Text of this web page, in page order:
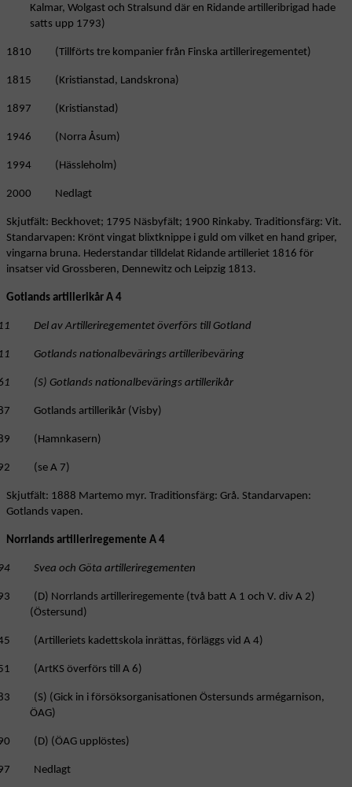
Kalmar, Wolgast och Stralsund där en Ridande artilleribrigad hade
satts upp 1793)
1810 (Tillförts tre kompanier från Finska artilleriregementet)
1815 (Kristianstad, Landskrona)
1897 (Kristianstad)
1946 (Norra Åsum)
1994 (Hässleholm)
2000 Nedlagt
Skjutfält: Beckhovet; 1795 Näsbyfält; 1900 Rinkaby. Traditionsfärg: Vit.
Standarvapen: Krönt vingat blixtknippe i guld om vilket en hand griper,
vingarna bruna. Hederstandar tilldelat Ridande artilleriet 1816 för
insatser vid Grossberen, Dennewitz och Leipzig 1813.
Gotlands artillerikår A 4
Del av Artilleriregementet överförs till Gotland
Gotlands nationalbevärings artilleribeväring
(S) Gotlands nationalbevärings artillerikår
Gotlands artillerikår (Visby)
(Hamnkasern)
(se A 7)
Skjutfält: 1888 Martemo myr. Traditionsfärg: Grå. Standarvapen:
Gotlands vapen.
Norrlands artilleriregemente A 4
Svea och Göta artilleriregementen
(D) Norrlands artilleriregemente (två batt A 1 och V. div A 2)
(Östersund)
(Artilleriets kadettskola inrättas, förläggs vid A 4)
(ArtKS överförs till A 6)
(S) (Gick in i försöksorganisationen Östersunds armégarnison,
ÖAG)
(D) (ÖAG upplöstes)
Nedlagt